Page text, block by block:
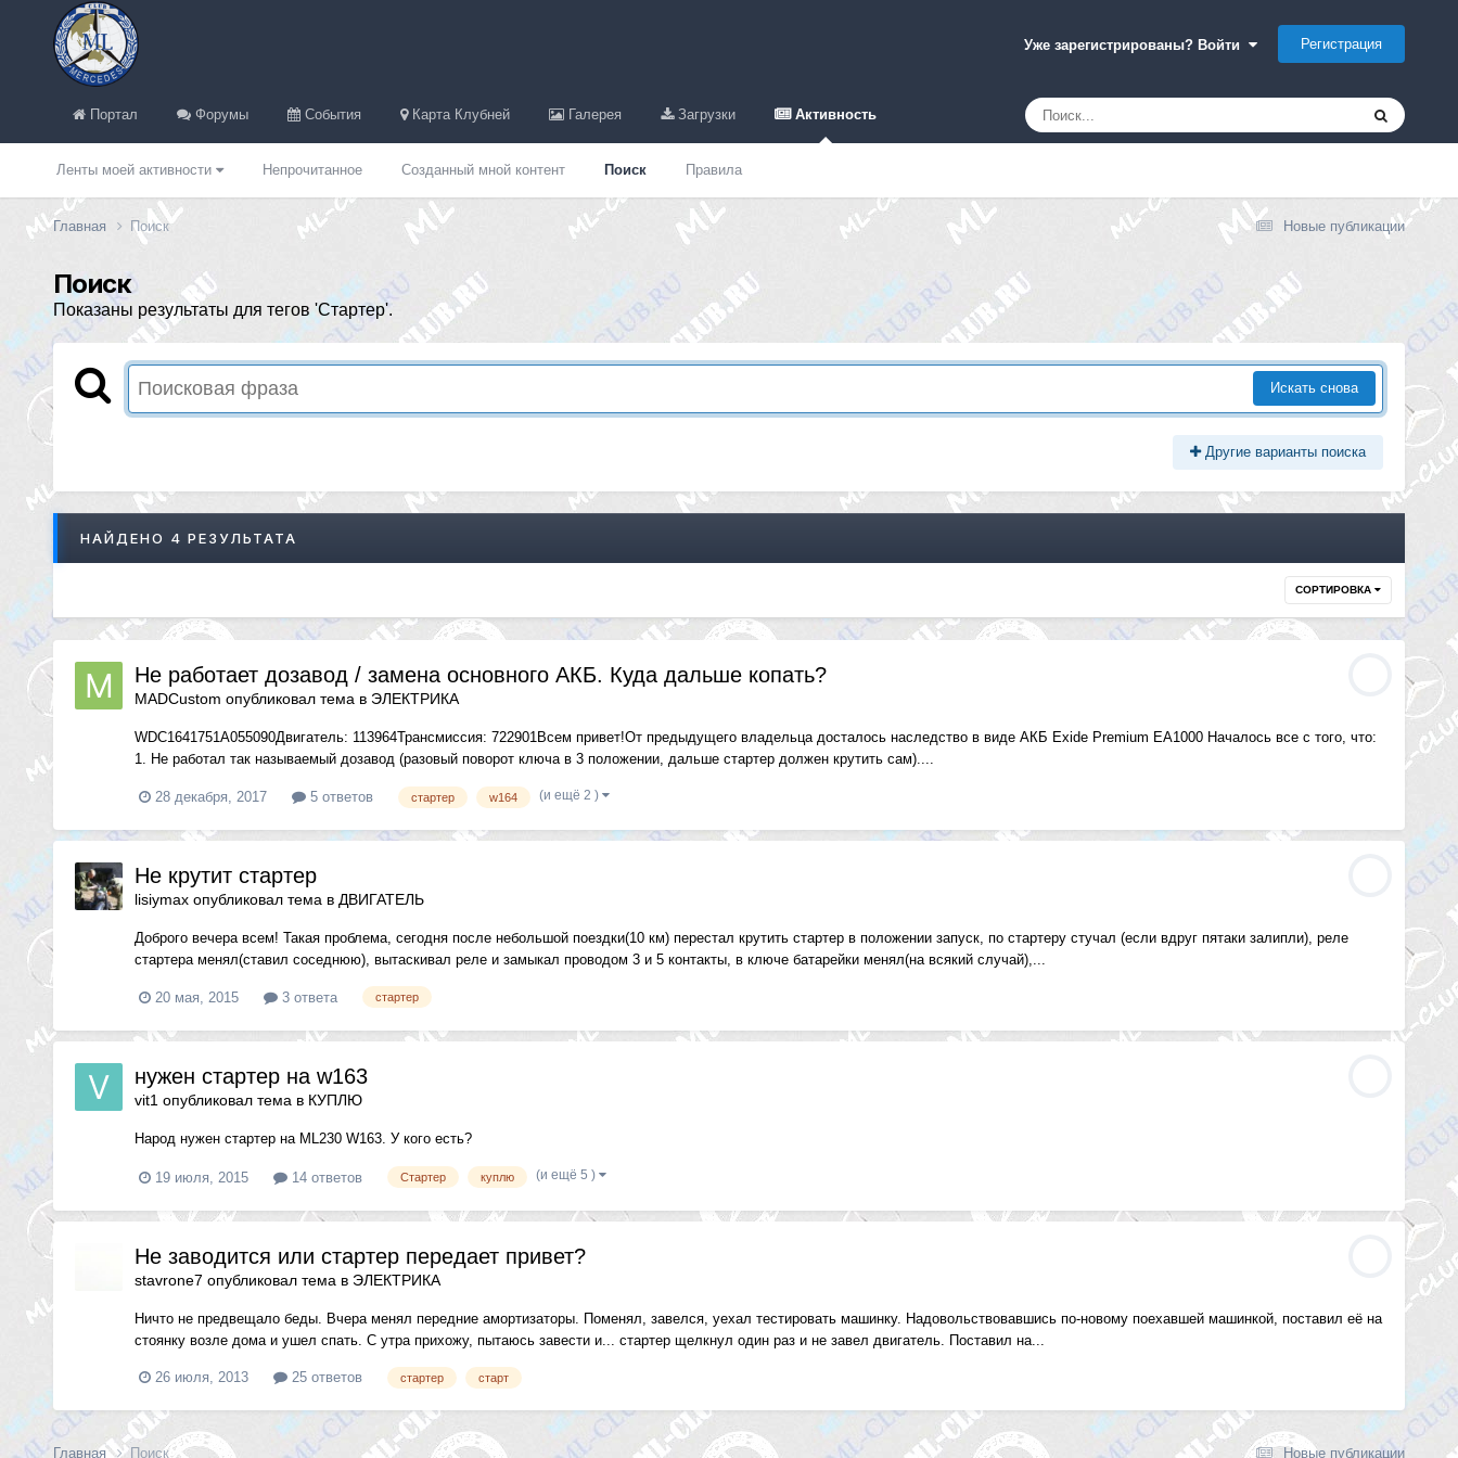
Уже зарегистрированы? Войти Регистрация
Портал Форумы События Карта Клубней Галерея Загрузки Активность
Ленты моей активности Непрочитанное Созданный мной контент Поиск Правила
Новые публикации
Главная Поиск
Поиск
Показаны результаты для тегов 'Стартер'.
Искать снова
Другие варианты поиска
НАЙДЕНО 4 РЕЗУЛЬТАТА
СОРТИРОВКА
Не работает дозавод / замена основного АКБ. Куда дальше копать?
MADCustom опубликовал тема в ЭЛЕКТРИКА
WDC1641751A055090Двигатель: 113964Трансмиссия: 722901Всем привет!От предыдущего владельца досталось наследство в виде АКБ Exide Premium EA1000 Началось все с того, что:
1. Не работал так называемый дозавод (разовый поворот ключа в 3 положении, дальше стартер должен крутить сам)....
28 декабря, 2017 5 ответов стартер w164 (и ещё 2 )
Не крутит стартер
lisiymaxопубликовал тема в ДВИГАТЕЛЬ
Доброго вечера всем! Такая проблема, сегодня после небольшой поездки(10 км) перестал крутить стартер в положении запуск, по стартеру стучал (если вдруг пятаки залипли), реле
стартера менял(ставил соседнюю), вытаскивал реле и замыкал проводом 3 и 5 контакты, в ключе батарейки менял(на всякий случай),...
20 мая, 2015 3 ответа стартер
нужен стартер на w163
vit1 опубликовал тема в КУПЛЮ
Народ нужен стартер на ML230 W163. У кого есть?
19 июля, 2015 14 ответов Стартер куплю (и ещё 5 )
Не заводится или стартер передает привет?
stavrone7 опубликовал тема в ЭЛЕКТРИКА
Ничто не предвещало беды. Вчера менял передние амортизаторы. Поменял, завелся, уехал тестировать машинку. Надовольствовавшись по-новому поехавшей машинкой, поставил её на
стоянку возле дома и ушел спать. С утра прихожу, пытаюсь завести и... стартер щелкнул один раз и не завел двигатель. Поставил на...
26 июля, 2013 25 ответов стартер старт
Новые публикации
Главная Поиск